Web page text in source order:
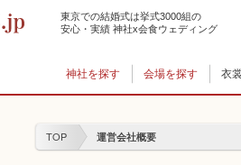
東京での結婚式は挙式3000組の
安心・実績 神社x会食ウェディング
神社を探す 会場を探す 衣
TOP 運営会社概要